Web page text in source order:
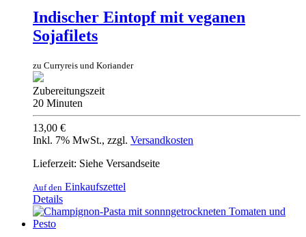
Indischer Eintopf mit veganen
Sojafilets
zu Curryreis und Koriander
Zubereitungszeit
20 Minuten
13,00 €
Inkl. 7% MwSt., zzgl. Versandkosten
Lieferzeit: Siehe Versandseite
Auf den Einkaufszettel
Details